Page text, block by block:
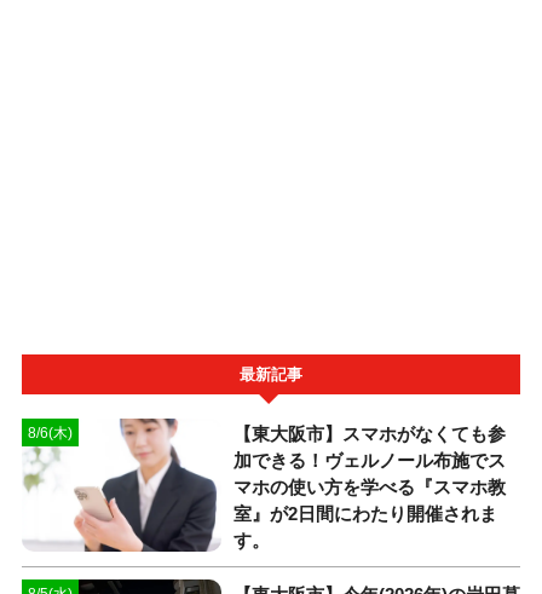
最新記事
8/6(木)
【東大阪市】スマホがなくても参
加できる！ヴェルノール布施でス
マホの使い方を学べる『スマホ教
室』が2日間にわたり開催されま
す。